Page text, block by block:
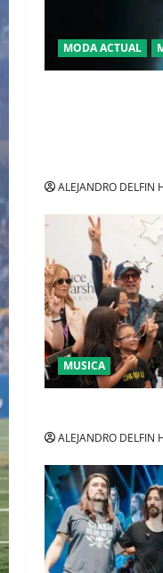
MODA ACTUAL
ALEJANDRO DELFIN
MUSICA
ALEJANDRO DELFIN